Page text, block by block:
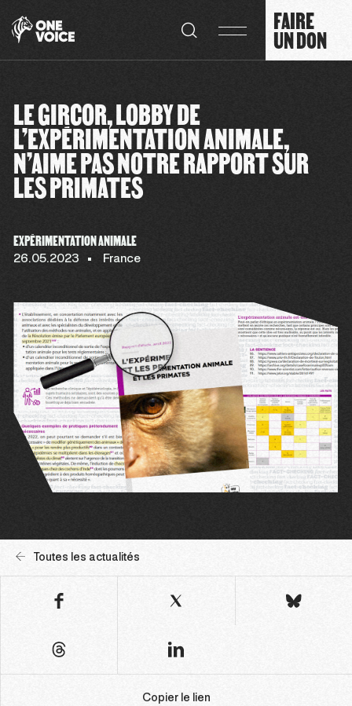
FAIRE
UN DON
LE GIRCOR, LOBBY DE
L’EXPÉRIMENTATION ANIMALE,
N’AIME PAS NOTRE RAPPORT SUR
LES PRIMATES
EXPÉRIMENTATION ANIMALE
26.05.2023 France
Toutes les actualités
Copier le lien